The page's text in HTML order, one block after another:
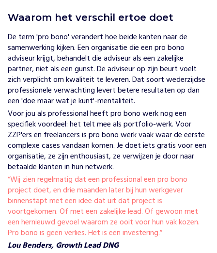
Waarom het verschil ertoe doet
De term 'pro bono' verandert hoe beide kanten naar de
samenwerkingkijken. Een organisatie die een pro bono
adviseur krijgt, behandelt die adviseur als een zakelijke
partner, niet als een gunst. De adviseur op zijn beurt voelt
zich verplicht om kwaliteit te leveren. Dat soort wederzijdse
professionele verwachting levert betere resultaten op dan
een 'doe maar wat je kunt'-mentaliteit.
Voor jou als professional heeft pro bono werk nog een
specifiek voordeel: het telt mee alsportfolio-werk. Voor
ZZP'ers en freelancers is pro bono werk vaak waar de eerste
complexe cases vandaan komen. Je doet iets gratis voor een
organisatie, ze zijn enthousiast, ze verwijzen je door naar
betaalde klanten in hun netwerk.
“Wij zien regelmatig dat een professional een pro bono
project doet, en drie maanden later bij hun werkgever
binnenstapt met een idee dat uit dat project is
voortgekomen. Of met een zakelijke lead. Of gewoon met
een hernieuwd gevoel waarom ze ooit voor hun vak kozen.
Pro bono is geen verlies. Het is een investering.”
Lou Benders, Growth Lead DNG